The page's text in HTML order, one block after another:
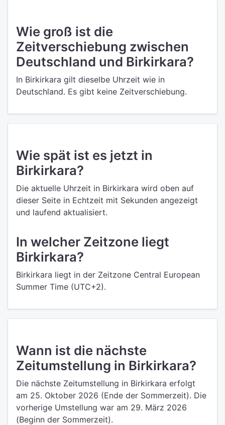
Wie groß ist die
Zeitverschiebung zwischen
Deutschland und Birkirkara?
In Birkirkara gilt dieselbe Uhrzeit wie in
Deutschland. Es gibt keine Zeitverschiebung.
Wie spät ist es jetzt in
Birkirkara?
Die aktuelle Uhrzeit in Birkirkara wird oben auf
dieser Seite in Echtzeit mit Sekunden angezeigt
und laufend aktualisiert.
In welcher Zeitzone liegt
Birkirkara?
Birkirkara liegt in der Zeitzone Central European
Summer Time (UTC+2).
Wann ist die nächste
Zeitumstellung in Birkirkara?
Die nächste Zeitumstellung in Birkirkara erfolgt
am 25. Oktober 2026 (Ende der Sommerzeit). Die
vorherige Umstellung war am 29. März 2026
(Beginn der Sommerzeit).